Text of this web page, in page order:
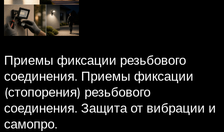
Приемы фиксации резьбового
соединения. Приемы фиксации
(стопорения) резьбового
соединения. Защита от вибрации и
самопро.